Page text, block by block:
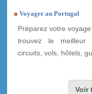
Voyager au Portugal
Préparez votre
trouvez le meilleur
circuits, vols, hôtels,
Voir